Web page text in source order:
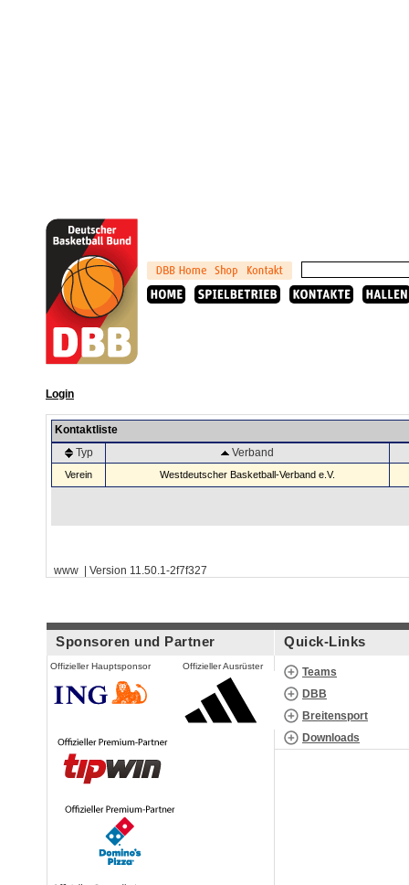
Login
Kontaktliste
Typ
Verband
Verein Westdeutscher Basketball-Verband e.V.
www | Version 11.50.1-2f7f327
Sponsoren und Partner
Offizieller Hauptsponsor Offizieller Ausrüster
Quick-Links
Teams
DBB
Breitensport
Downloads